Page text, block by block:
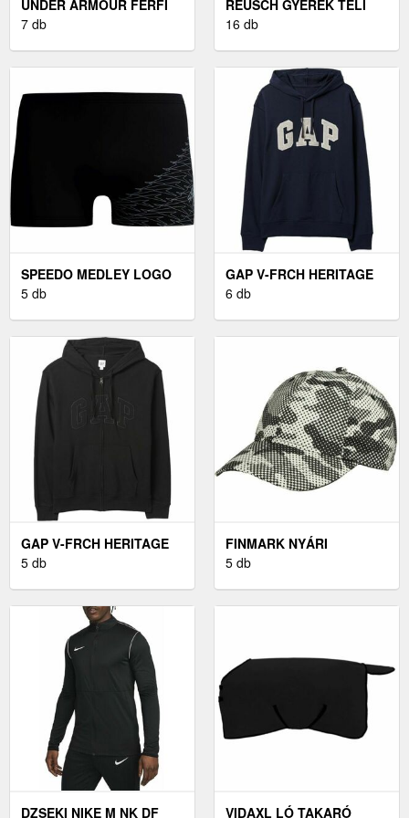
UNDER ARMOUR FÉRFI
PULÓVER FÉRFI
7 db
REUSCH GYEREK TÉLI
KESZTYŰ GYEREK TÉLI
16 db
SPEEDO MEDLEY LOGO
FÉRFI ÚSZÓNADRÁG,
5 db
GAP V-FRCH HERITAGE
LOGO FÉRFI PULÓVER,
6 db
GAP V-FRCH HERITAGE
LOGO FÉRFI PULÓVER,
5 db
FINMARK NYÁRI
BASEBALL SAPKA NYÁRI
5 db
DZSEKI NIKE M NK DF
VIDAXL LÓ TAKARÓ